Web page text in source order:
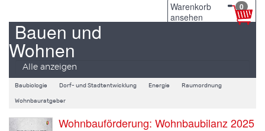
Warenkorb
ansehen
0
Bauen und
Wohnen
Alle anzeigen
Baubiologie Dorf- und Stadtentwicklung Energie Raumordnung
Wohnbauratgeber
Wohnbauförderung: Wohnbaubilanz 2025